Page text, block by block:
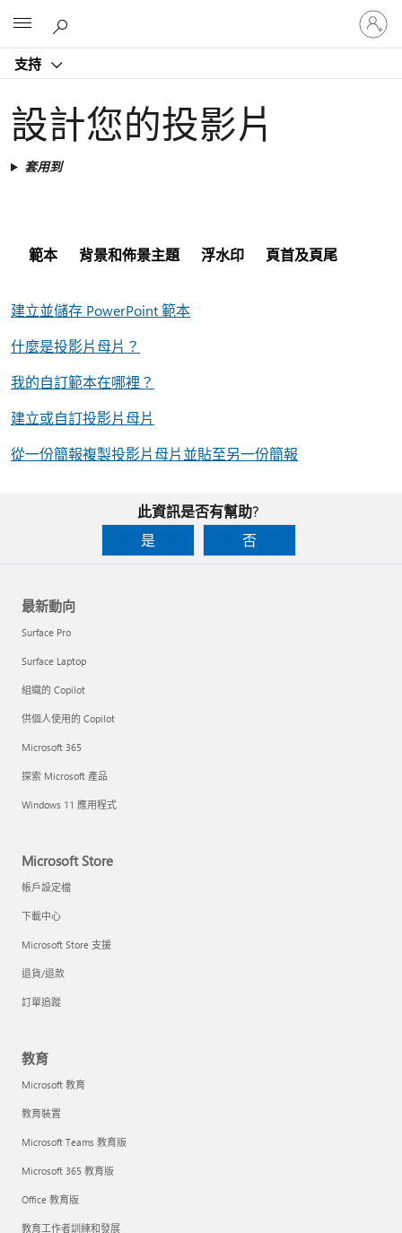
支持
登
入
您
設計您的投影片
套用到
範本 背景和佈景主題 浮水印 頁首及頁尾
建立並儲存 PowerPoint 範本
什麼是投影片母片？
我的自訂範本在哪裡？
建立或自訂投影片母片
從一份簡報複製投影片母片並貼至另一份簡報
此資訊是否有幫助?
是
否
最新動向
Surface Pro
Surface Laptop
組織的 Copilot
供個人使用的 Copilot
Microsoft 365
探索 Microsoft 產品
Windows 11 應用程式
Microsoft Store
帳戶設定檔
下載中心
Microsoft Store 支援
退貨/退款
訂單追蹤
教育
Microsoft 教育
教育裝置
Microsoft Teams 教育版
Microsoft 365 教育版
Office 教育版
教育工作者訓練和發展